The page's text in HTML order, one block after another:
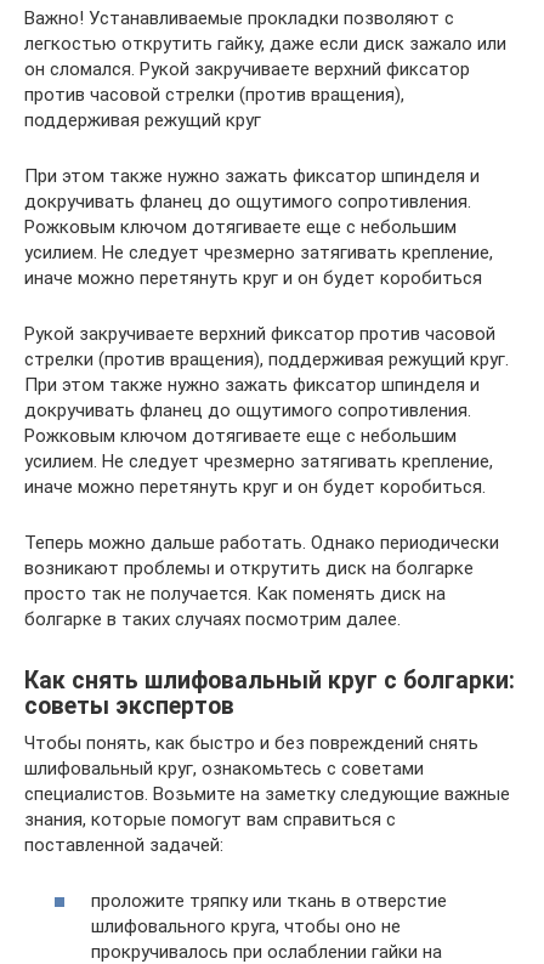
Важно! Устанавливаемые прокладки позволяют с
легкостью открутить гайку, даже если диск зажало или
он сломался. Рукой закручиваете верхний фиксатор
против часовой стрелки (против вращения),
поддерживая режущий круг
При этом также нужно зажать фиксатор шпинделя и
докручивать фланец до ощутимого сопротивления.
Рожковым ключом дотягиваете еще с небольшим
усилием. Не следует чрезмерно затягивать крепление,
иначе можно перетянуть круг и он будет коробиться
Рукой закручиваете верхний фиксатор против часовой
стрелки (против вращения), поддерживая режущий круг.
При этом также нужно зажать фиксатор шпинделя и
докручивать фланец до ощутимого сопротивления.
Рожковым ключом дотягиваете еще с небольшим
усилием. Не следует чрезмерно затягивать крепление,
иначе можно перетянуть круг и он будет коробиться.
Теперь можно дальше работать. Однако периодически
возникают проблемы и открутить диск на болгарке
просто так не получается. Как поменять диск на
болгарке в таких случаях посмотрим далее.
Как снять шлифовальный круг с болгарки:
советы экспертов
Чтобы понять, как быстро и без повреждений снять
шлифовальный круг, ознакомьтесь с советами
специалистов. Возьмите на заметку следующие важные
знания, которые помогут вам справиться с
поставленной задачей:
проложите тряпку или ткань в отверстие
шлифовального круга, чтобы оно не
прокручивалось при ослаблении гайки на